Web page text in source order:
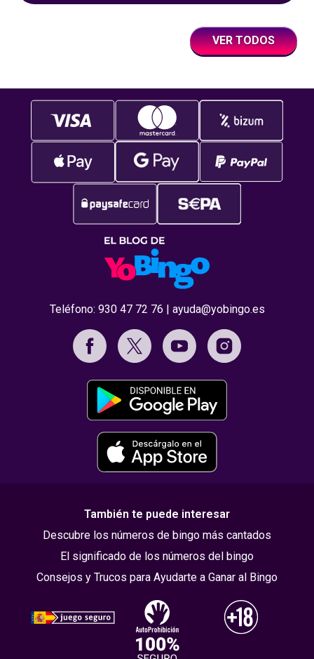
VER TODOS
Teléfono: 930 47 72 76 | ayuda@yobingo.es
También te puede interesar
Descubre los números de bingo más cantados
El significado de los números del bingo
Consejos y Trucos para Ayudarte a Ganar al Bingo